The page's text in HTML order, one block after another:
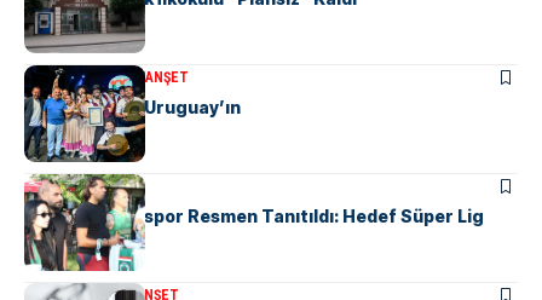
KÜLTÜR & SANAT MANŞET
Altın Karanfil Uruguay’ın
MANŞETSPOR
Yalova Haremspor Resmen Tanıtıldı: Hedef Süper Lig
KENT GÜNDEMIMANŞET